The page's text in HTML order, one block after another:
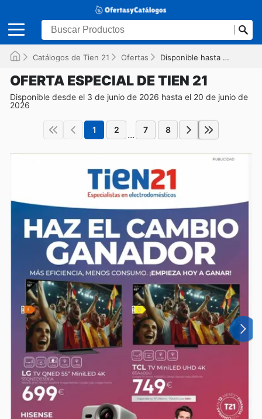
Catálogos de Tien 21 Ofertas Disponible hasta el 20/06/2026
OFERTA ESPECIAL DE TIEN 21
Disponible desde el 3 de junio de 2026 hasta el 20 de junio de
2026
1 2 ... 7 8